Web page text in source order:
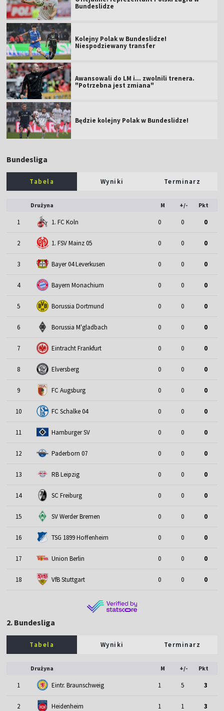
Bundeslidze
Kolejny Polak w Bundeslidze!
Niespodziewany transfer
Awansowali do LM i... zwolnili trenera.
"Potrzebna jest zmiana"
Będzie kolejny Polak w Bundeslidze!
Bundesliga
Tabela Wyniki Terminarz
Drużyna M +/- Pkt
1 1. FC Koln 0 0 0
2 1. FSV Mainz 05 0 0 0
3 Bayer 04 Leverkusen 0 0 0
4 Bayern Monachium 0 0 0
5 Borussia Dortmund 0 0 0
6 Borussia M'gladbach 0 0 0
7 Eintracht Frankfurt 0 0 0
8 Elversberg 0 0 0
9 FC Augsburg 0 0 0
10 FC Schalke 04 0 0 0
11 Hamburger SV 0 0 0
12 Paderborn 07 0 0 0
13 RB Leipzig 0 0 0
14 SC Freiburg 0 0 0
15 SV Werder Bremen 0 0 0
16 TSG 1899 Hoffenheim 0 0 0
17 Union Berlin 0 0 0
18 VfB Stuttgart 0 0 0
2. Bundesliga
Tabela Wyniki Terminarz
Drużyna M +/- Pkt
1 Eintr. Braunschweig 1 5 3
2 Heidenheim 1 1 3